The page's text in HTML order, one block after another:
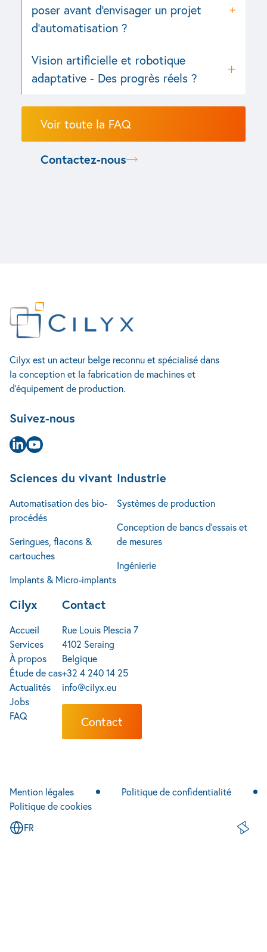
poser avant d'envisager un projet
d'automatisation ?
Vision artificielle et robotique
adaptative - Des progrès réels ?
Voir toute la FAQ
Contactez-nous
Accueil
Cilyx est un acteur belge reconnu et spécialisé dans
la conception et la fabrication de machines et
d’équipement de production.
Suivez-nous
Page Linkedin
Page Youtube
Sciences du vivant
Automatisation des bio-
procédés
Seringues, flacons &
cartouches
Implants & Micro-implants
Industrie
Systèmes de production
Conception de bancs d’essais et
de mesures
Ingénierie
Cilyx
Accueil
Services
À propos
Étude de cas
Actualités
Jobs
FAQ
Contact
Rue Louis Plescia 7
4102 Seraing
Belgique
+32 4 240 14 25
info@cilyx.eu
Contact
Sciences du vivant
Automatisation des bio-procédés
Seringues, flacons & cartouches
Implants & Micro-implants
Conception de bancs
Cilyx
Accueil
À propos
Étude de cas
Actualités
FAQ
Contact
Rue Louis Plescia 7
Belgique
+32 4 240 14 25
info@cilyx.eu
Contact
Mention légales
Politique de confidentialité
Politique de cookies
FR